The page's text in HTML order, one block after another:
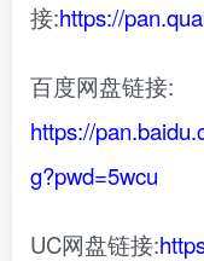
接:https://
百度网盘链接:
https://
g?pwd=5wcu
UC网盘链接: